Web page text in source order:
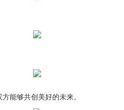
能够共创美好的未来。